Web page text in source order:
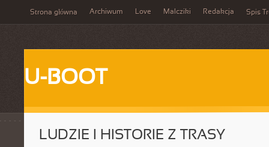
Strona główna Archiwum Love Malcziki Redakcja Spis
U-BOOT
LUDZIE I HISTORIE Z TRASY